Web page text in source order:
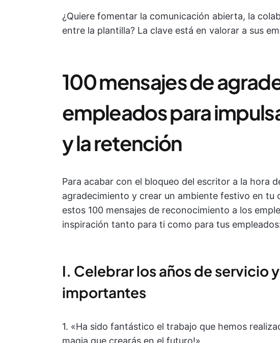
¿Quiere fomentar la comunicación abierta, la
entre la plantilla? La clave está en valorar a sus
100 mensajes de
empleados para
y la retención
Para acabar con el bloqueo del escritor a la hora
agradecimiento y crear un ambiente festivo en tu
estos 100 mensajes de reconocimiento a los
inspiración tanto para ti como para tus
I. Celebrar los años de servicio
importantes
1. «Ha sido fantástico el trabajo que hemos
magia que crearás en el futuro!».